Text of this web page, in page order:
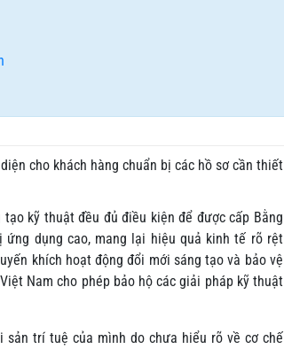
cho khách hàng chuẩn bị các hồ sơ cần thiết
kỹ thuật đều đủ điều kiện để được cấp Bằng
dụng cao, mang lại hiệu quả kinh tế rõ rệt
khích hoạt động đổi mới sáng tạo và bảo vệ
Nam cho phép bảo hộ các giải pháp kỹ thuật
sản trí tuệ của mình do chưa hiểu rõ về cơ chế